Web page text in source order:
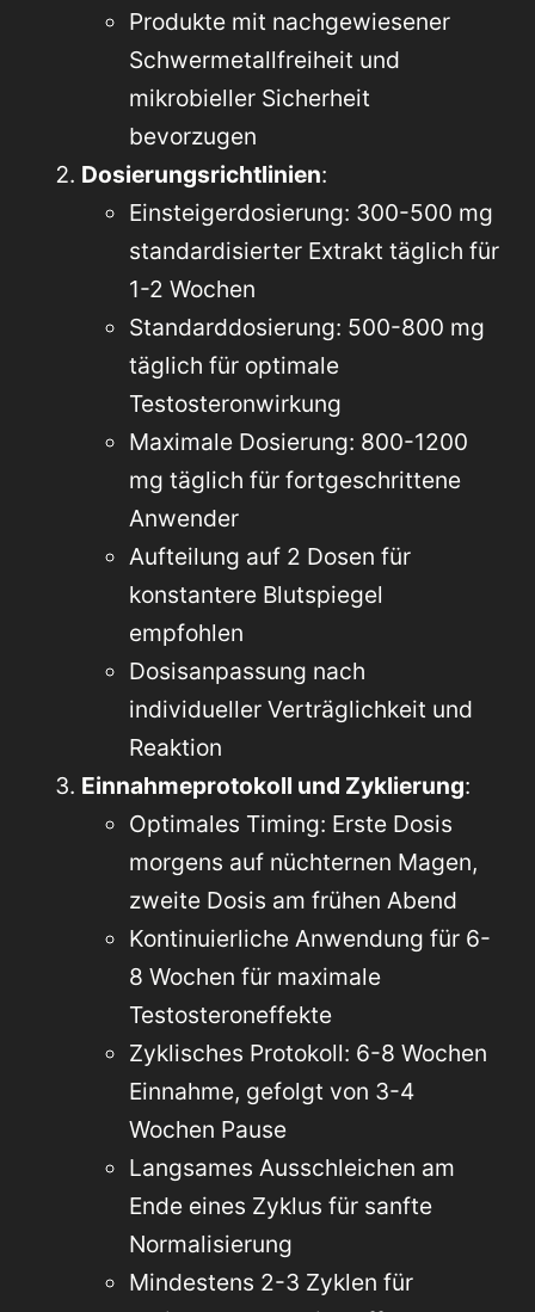
Produkte mit nachgewiesener
Schwermetallfreiheit und
mikrobieller Sicherheit
bevorzugen
Dosierungsrichtlinien:
Einsteigerdosierung: 300-500 mg
standardisierter Extrakt täglich für
1-2 Wochen
Standarddosierung: 500-800 mg
täglich für optimale
Testosteronwirkung
Maximale Dosierung: 800-1200
mg täglich für fortgeschrittene
Anwender
Aufteilung auf 2 Dosen für
konstantere Blutspiegel
empfohlen
Dosisanpassung nach
individueller Verträglichkeit und
Reaktion
Einnahmeprotokoll und Zyklierung:
Optimales Timing: Erste Dosis
morgens auf nüchternen Magen,
zweite Dosis am frühen Abend
Kontinuierliche Anwendung für 6-
8 Wochen für maximale
Testosteroneffekte
Zyklisches Protokoll: 6-8 Wochen
Einnahme, gefolgt von 3-4
Wochen Pause
Langsames Ausschleichen am
Ende eines Zyklus für sanfte
Normalisierung
Mindestens 2-3 Zyklen für